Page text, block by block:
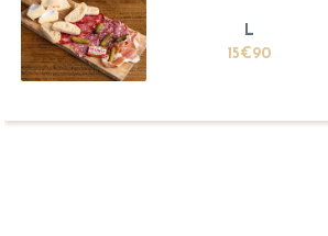
L
15€90